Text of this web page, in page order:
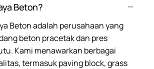
Beton?
Beton adalah perusahaan yang
beton pracetak dan pres
Kami menawarkan berbagai
termasuk paving block, grass